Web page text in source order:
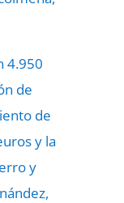
4.950
de
de
y la
y